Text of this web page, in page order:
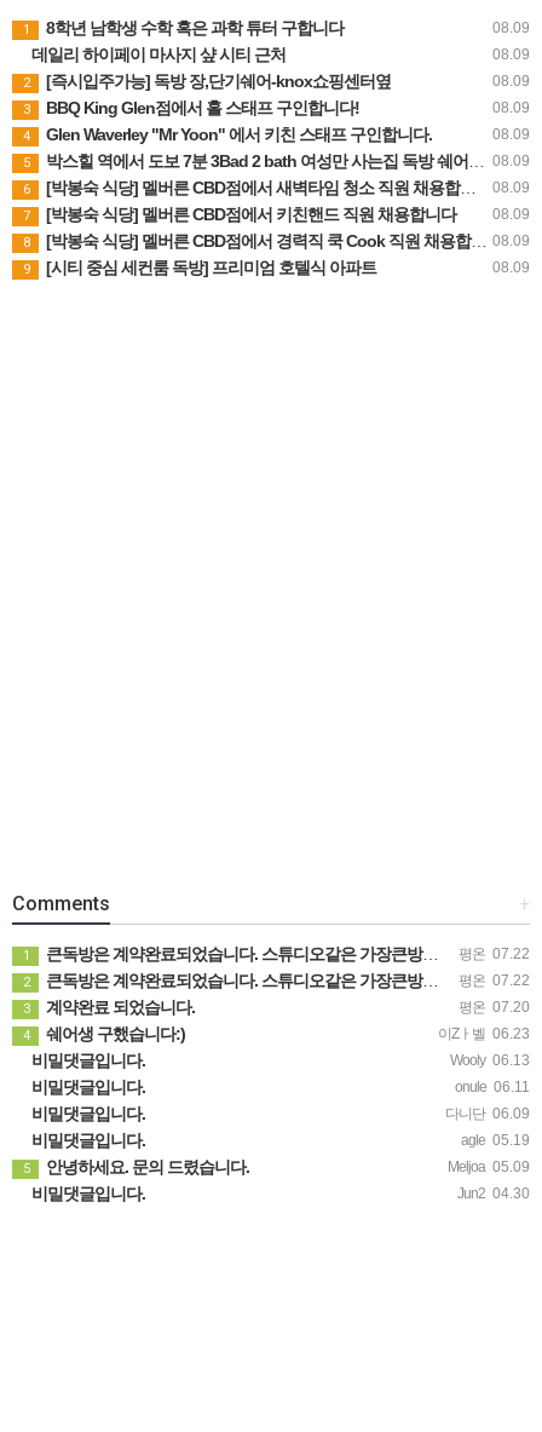
08.09
1 8학년 남학생 수학 혹은 과학 튜터 구합니다
08.09
데일리 하이페이 마사지 샾 시티 근처
08.09
2 [즉시입주가능] 독방 장,단기쉐어-knox쇼핑센터옆
08.09
3 BBQ King Glen점에서 홀 스태프 구인합니다!
08.09
4 Glen Waverley "Mr Yoon" 에서 키친 스태프 구인합니다.
08.09
5 박스힐 역에서 도보 7분 3Bad 2 bath 여성만 사는집 독방 쉐어생 찾습니다 (280불 빌포함)
08.09
6 [박봉숙 식당] 멜버른 CBD점에서 새벽타임 청소 직원 채용합니다 (경력자 환영)
08.09
7 [박봉숙 식당] 멜버른 CBD점에서 키친핸드 직원 채용합니다
08.09
8 [박봉숙 식당] 멜버른 CBD점에서 경력직 쿡 Cook 직원 채용합니다
08.09
9 [시티 중심 세컨룸 독방] 프리미엄 호텔식 아파트
+
Comments
평온 07.22
1 큰독방은 계약완료되었습니다. 스튜디오같은 가장큰방을 2인동시 또는 혼자서 큰독방으로도 즉시입주 가능합니다.
평온 07.22
2 큰독방은 계약완료되었습니다. 스튜디오같은 가장큰방을 2인동시 또는 혼자서 큰독방으로도 즉시입주 가능합니다.
평온 07.20
3 계약완료 되었습니다.
이Zㅏ벨 06.23
4 쉐어생 구했습니다:)
Wooly 06.13
비밀댓글입니다.
onule 06.11
비밀댓글입니다.
다니단 06.09
비밀댓글입니다.
agle 05.19
비밀댓글입니다.
Meljoa 05.09
5 안녕하세요. 문의 드렸습니다.
Jun2 04.30
비밀댓글입니다.